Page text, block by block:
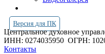
Версия для ПК
Центральное духовное
ИНН: 0274035950 ОГРН:
Контакты